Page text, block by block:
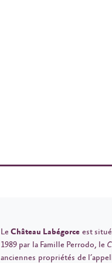
LeChâteau Labégorce est
1989 par la Famille Perrodo, le
anciennes propriétés de